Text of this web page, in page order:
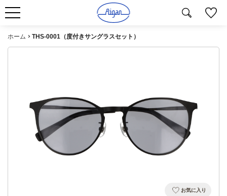
ホーム THS-0001（度付きサングラスセット）
お気に入り